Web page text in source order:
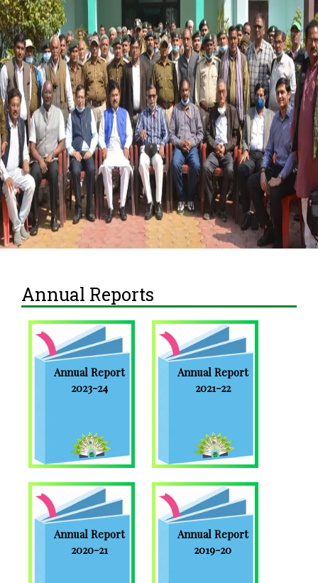
Contact
Annual Reports
Annual Report
2023-24
Annual Report
2021-22
Annual Report
2020-21
Annual Report
2019-20